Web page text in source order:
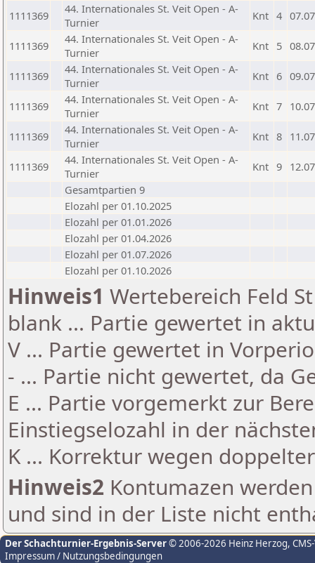
1111369
44. Internationales St. Veit Open - A-
Turnier
Knt 4
1111369
44. Internationales St. Veit Open - A-
Turnier
Knt 5
1111369
44. Internationales St. Veit Open - A-
Turnier
Knt 6
1111369
44. Internationales St. Veit Open - A-
Turnier
Knt 7
1111369
44. Internationales St. Veit Open - A-
Turnier
Knt 8
1111369
44. Internationales St. Veit Open - A-
Turnier
Knt 9
Gesamtpartien 9
Elozahl per 01.10.2025
Elozahl per 01.01.2026
Elozahl per 01.04.2026
Elozahl per 01.07.2026
Elozahl per 01.10.2026
Hinweis1 Wertebereich Feld
blank ... Partie gewertet in
V ... Partie gewertet in
- ... Partie nicht gewertet, da
E ... Partie vorgemerkt zur
Einstiegselozahl in der
K ... Korrektur wegen
Hinweis2 Kontumazen
und sind in der Liste nicht
Der Schachturnier-Ergebnis-Server© 2006-2026 Heinz Herzog,
Impressum / Nutzungsbedingungen